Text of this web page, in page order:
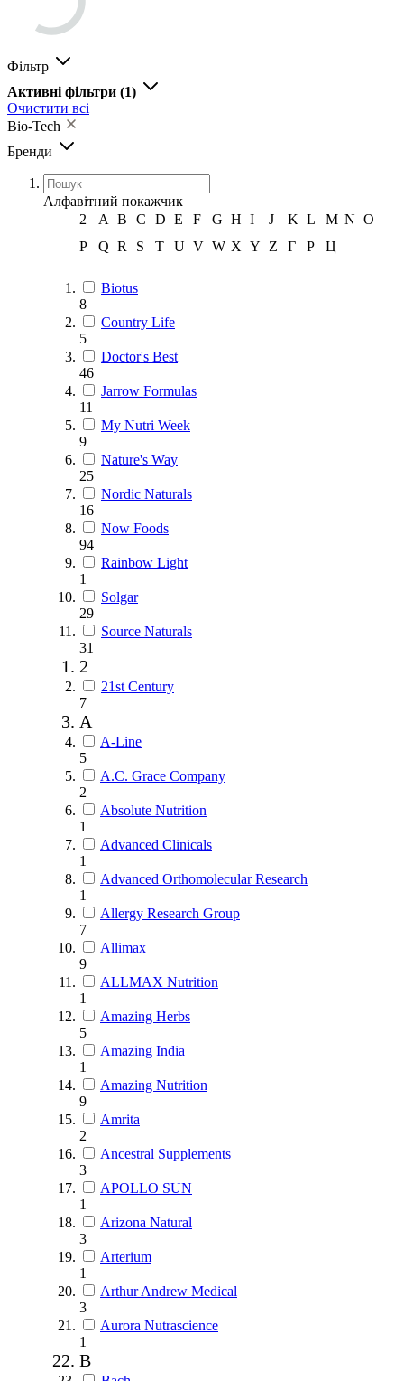
Фільтр
Активні фільтри (1)
Очистити всі
Bio-Tech
Бренди
Алфавітний покажчик
2
A B C D E F G H I J K L M N O
P
Q R S T U V W X Y Z Г Р Ц
Biotus
8
Country Life
5
Doctor's Best
46
Jarrow Formulas
11
My Nutri Week
9
Nature's Way
25
Nordic Naturals
16
Now Foods
94
Rainbow Light
1
Solgar
29
Source Naturals
31
2
21st Century
7
A
A-Line
5
A.C. Grace Company
2
Absolute Nutrition
1
Advanced Clinicals
1
Advanced Orthomolecular Research
1
Allergy Research Group
7
Allimax
9
ALLMAX Nutrition
1
Amazing Herbs
5
Amazing India
1
Amazing Nutrition
9
Amrita
2
Ancestral Supplements
3
APOLLO SUN
1
Arizona Natural
3
Arterium
1
Arthur Andrew Medical
3
Aurora Nutrascience
1
B